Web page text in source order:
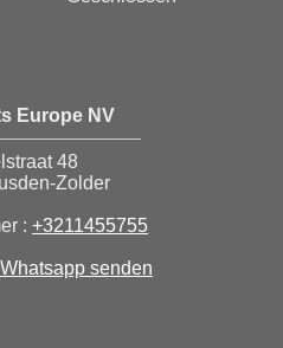
Europe NV
48
Zolder
: +3211455755
senden